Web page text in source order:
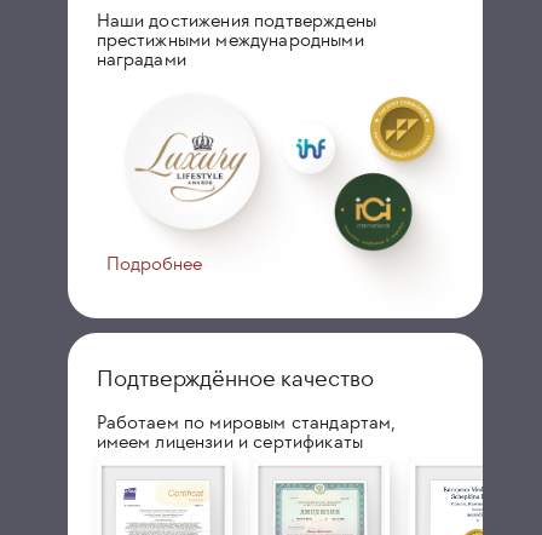
Наши достижения подтверждены
престижными международными
наградами
Подробнее
Подтверждённое качество
Работаем по мировым стандартам,
имеем лицензии и сертификаты